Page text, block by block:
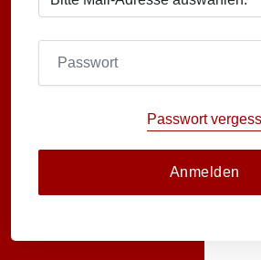
Passwort
Anmelden